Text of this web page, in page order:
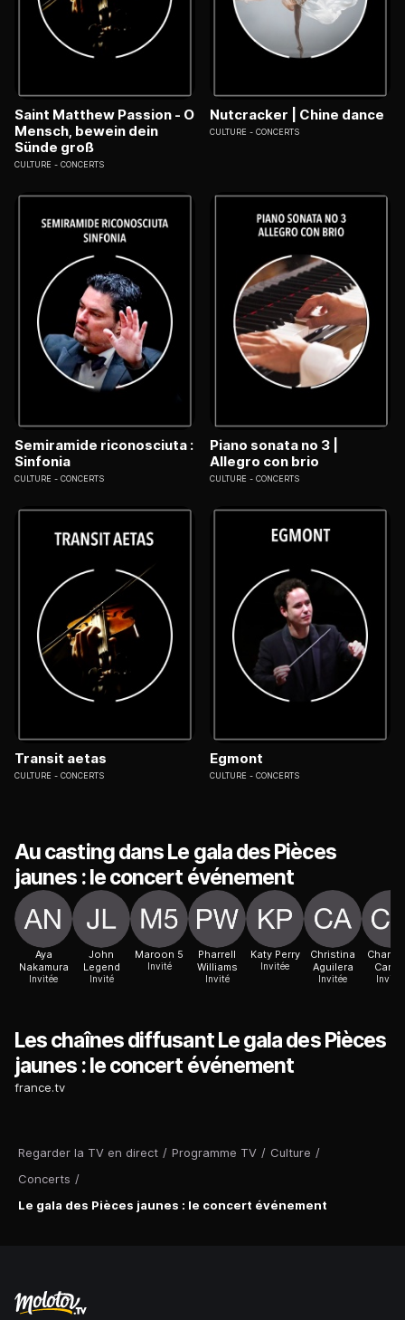
Regarder la TV en direct / Programme TV / Culture /
Concerts /
Le gala des Pièces jaunes : le concert événement
Saint Matthew Passion - O
Mensch, bewein dein
Sünde groß
CULTURE CONCERTS
Nutcracker | Chine dance
CULTURE CONCERTS
Semiramide riconosciuta :
Sinfonia
CULTURE CONCERTS
Piano sonata no 3 |
Allegro con brio
CULTURE CONCERTS
Transit aetas
CULTURE CONCERTS
Egmont
CULTURE CONCERTS
Au casting dans Le gala des Pièces
jaunes : le concert événement
Aya
Nakamura
Invitée
John
Legend
Invité
Maroon 5
Invité
Pharrell
Williams
Invité
Katy Perry
Invitée
Christina
Aguilera
Invitée Invitée
Les chaînes diffusant Le gala des Pièces
jaunes : le concert événement
france.tv